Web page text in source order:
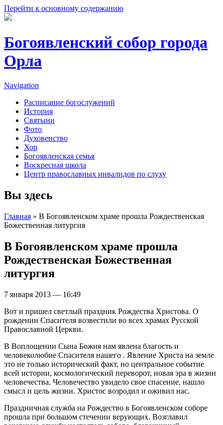
Перейти к основному содержанию
Богоявленский собор города
Орла
Navigation
Расписание богослужений
История
Святыни
Фото
Духовенство
Хор
Богоявленская семья
Воскресная школа
Центр православных инвалидов по слуху
Вы здесь
Главная » В Богоявленском храме прошла Рождественская
Божественная литургия
В Богоявленском храме прошла
Рождественская Божественная
литургия
7 января 2013 — 16:49
Вот и пришел светлый праздник Рождества Христова. О
рождении Спасителя возвестили во всех храмах Русской
Православной Церкви.
В Воплощении Сына Божия нам явлена благость и
человеколюбие Спасителя нашего . Явление Христа на земле
это не только исторический факт, но центральное событие
всей истории, космологический переворот, новая эра в жизни
человечества. Человечество увидело свое спасение, нашло
смысл и цель жизни. Христос возродил и оживил нас.
Праздничная служба на Рождество в Богоявленском соборе
прошла при большом стечении верующих. Возглавил